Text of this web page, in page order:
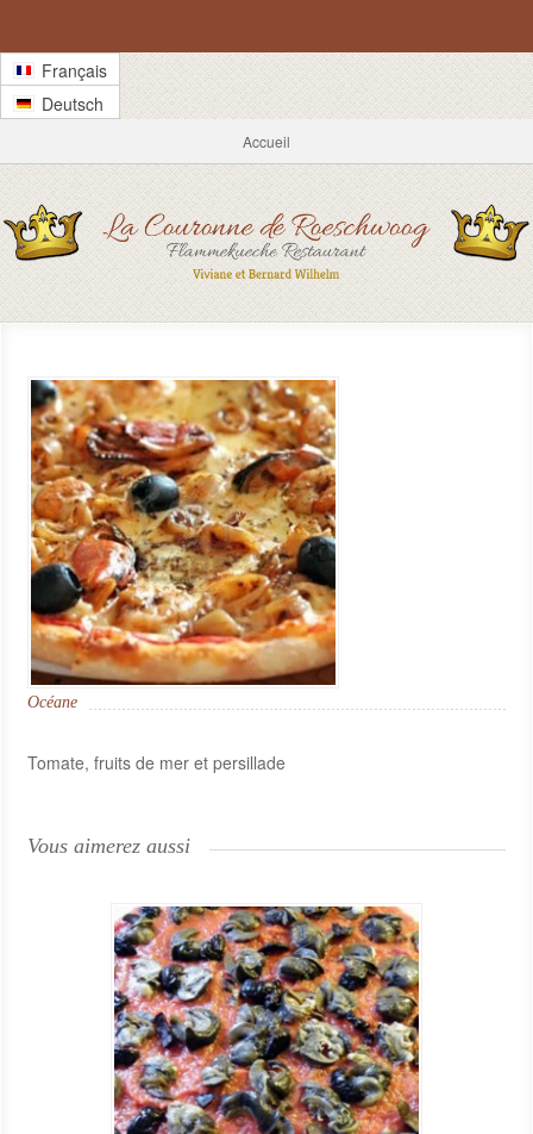
Français
Deutsch
Accueil
Océane
Tomate, fruits de mer et persillade
Vous aimerez aussi